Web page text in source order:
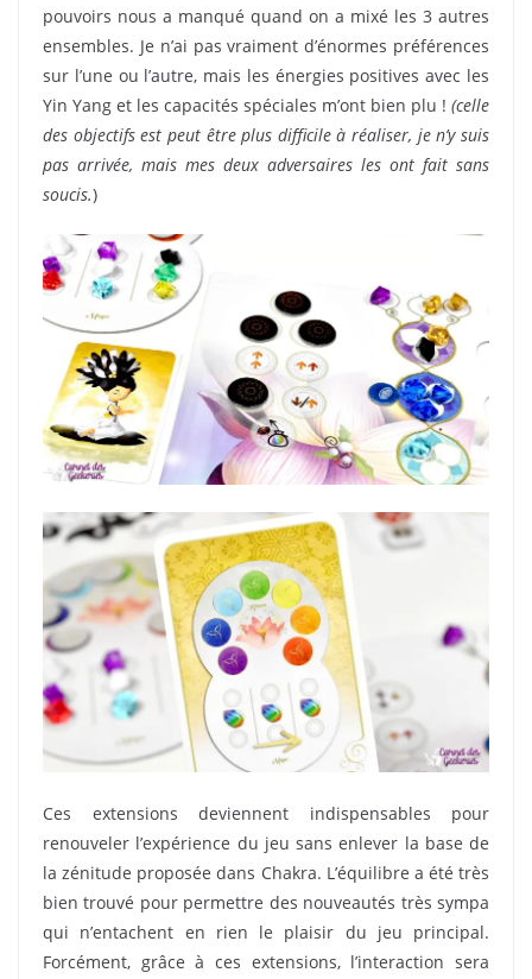
pouvoirs nous a manqué quand on a mixé les 3 autres
ensembles. Je n’ai pas vraiment d’énormes préférences
sur l’une ou l’autre, mais les énergies positives avec les
Yin Yang et les capacités spéciales m’ont bien plu ! (celle
des objectifs est peut être plus difficile à réaliser, je n’y suis
pas arrivée, mais mes deux adversaires les ont fait sans
soucis.)
Ces extensions deviennent indispensables pour
renouveler l’expérience du jeu sans enlever la base de
la zénitude proposée dans Chakra. L’équilibre a été très
bien trouvé pour permettre des nouveautés très sympa
qui n’entachent en rien le plaisir du jeu principal.
Forcément, grâce à ces extensions, l’interaction sera